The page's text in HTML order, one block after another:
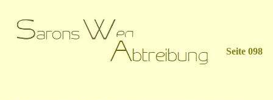
Seite 098